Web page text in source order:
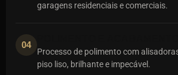
garagens residenciais e comerciais.
04
Processo de polimento com
piso liso, brilhante e impecável.